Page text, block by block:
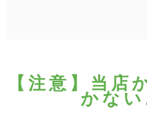
【注意】当店
かな